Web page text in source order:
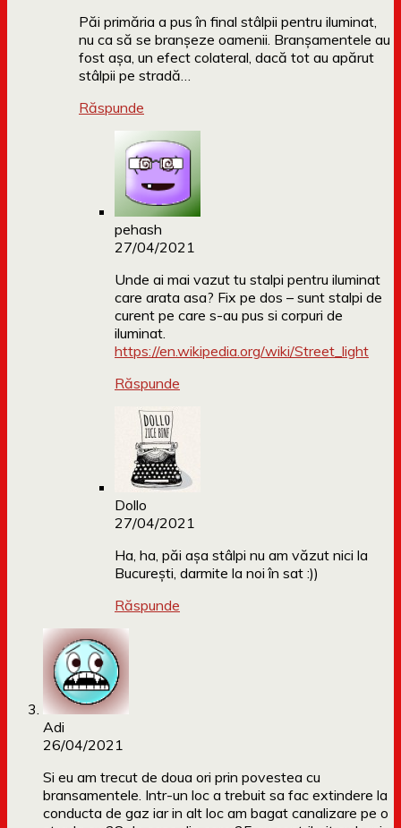
Păi primăria a pus în final stâlpii pentru iluminat,
nu ca să se branșeze oamenii. Branșamentele au
fost așa, un efect colateral, dacă tot au apărut
stâlpii pe stradă…
Răspunde
pehash
27/04/2021
Unde ai mai vazut tu stalpi pentru iluminat
care arata asa? Fix pe dos – sunt stalpi de
curent pe care s-au pus si corpuri de
iluminat.
https://en.wikipedia.org/wiki/Street_light
Răspunde
Dollo
27/04/2021
Ha, ha, păi așa stâlpi nu am văzut nici la
București, darmite la noi în sat :))
Răspunde
Adi
26/04/2021
Si eu am trecut de doua ori prin povestea cu
bransamentele. Intr-un loc a trebuit sa fac extindere la
conducta de gaz iar in alt loc am bagat canalizare pe o